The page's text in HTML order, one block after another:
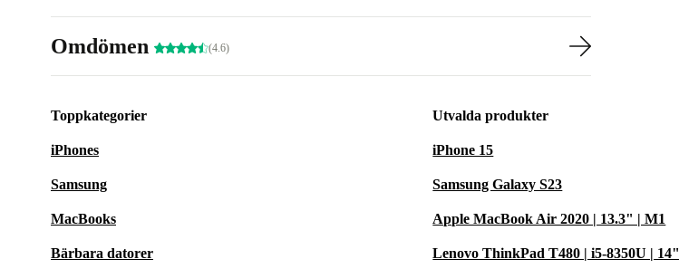
Omdömen (4.6)
Toppkategorier
iPhones
Samsung
MacBooks
Bärbara datorer
Utvalda produkter
iPhone 15
Samsung Galaxy S23
Apple MacBook Air 2020 | 13.3" | M1
Lenovo ThinkPad T480 | i5-8350U | 14"